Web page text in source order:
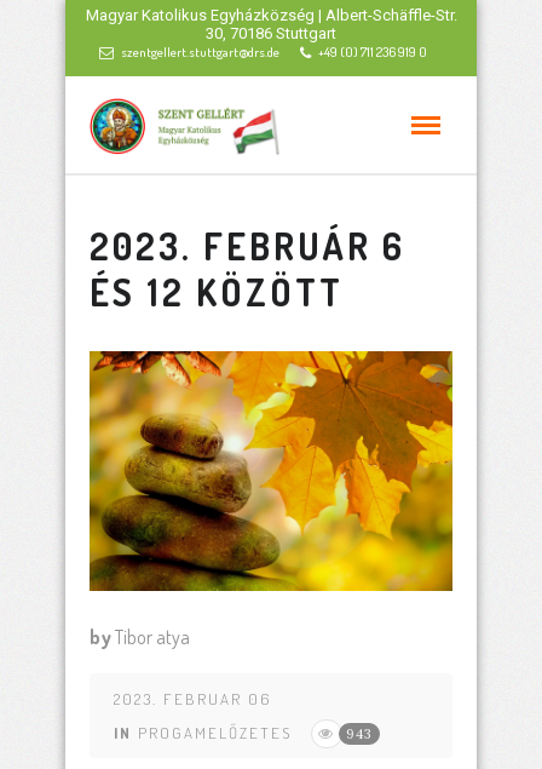
Magyar Katolikus Egyházközség | Albert-Schäffle-Str.
30, 70186 Stuttgart
szentgellert.stuttgart@drs.de +49 (0) 711 236 919 0
2023. FEBRUÁR 6
ÉS 12 KÖZÖTT
byTibor atya
2023. FEBRUAR 06
IN PROGAMELŐZETES 943